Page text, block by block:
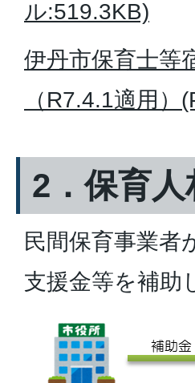
ル:519.3KB)
伊丹市保育士等
（R7.4.1適用
2．保育
民間保育事業者
支援金等を補助